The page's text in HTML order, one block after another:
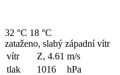
32 °C 18 °C
zataženo, slabý západní vítr
vítr
Z, 4.61 m/s
tlak
1016
hPa